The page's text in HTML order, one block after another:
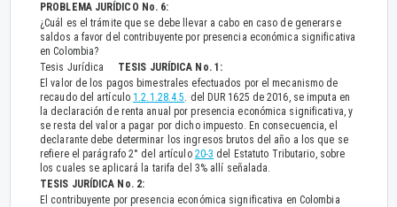
PROBLEMA JURÍDICO No. 6:
¿Cuál es el trámite que se debe llevar a cabo en caso de generarse
saldos a favor del contribuyente por presencia económica significativa
en Colombia?
Tesis Jurídica
TESIS JURÍDICA No. 1:
El valor de los pagos bimestrales efectuados por el mecanismo de
recaudo del artículo 1.2.1.28.4.5. del DUR 1625 de 2016, se imputa en
la declaración de renta anual por presencia económica significativa, y
se resta del valor a pagar por dicho impuesto. En consecuencia, el
declarante debe determinar los ingresos brutos del año a los que se
refiere el parágrafo 2° del artículo 20-3 del Estatuto Tributario, sobre
los cuales se aplicará la tarifa del 3% allí señalada.
TESIS JURÍDICA No. 2:
El contribuyente por presencia económica significativa en Colombia